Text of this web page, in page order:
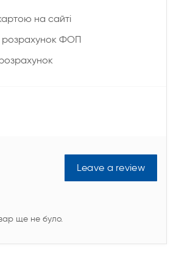
на сайті
розрахунок ФОП
розрахунок
Leave a review
ще не було.